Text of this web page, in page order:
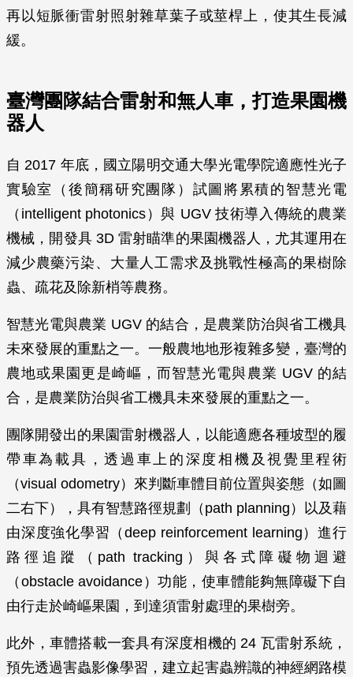
再以短脈衝雷射照射雜草葉子或莖桿上，使其生長減
緩。
臺灣團隊結合雷射和無人車，打造果園機
器人
自 2017 年底，國立陽明交通大學光電學院適應性光子
實驗室（後簡稱研究團隊）試圖將累積的智慧光電
（intelligent photonics）與 UGV 技術導入傳統的農業
機械，開發具 3D 雷射瞄準的果園機器人，尤其運用在
減少農藥污染、大量人工需求及挑戰性極高的果樹除
蟲、疏花及除新梢等農務。
智慧光電與農業 UGV 的結合，是農業防治與省工機具
未來發展的重點之一。一般農地地形複雜多變，臺灣的
農地或果園更是崎嶇，而智慧光電與農業 UGV 的結
合，是農業防治與省工機具未來發展的重點之一。
團隊開發出的果園雷射機器人，以能適應各種坡型的履
帶車為載具，透過車上的深度相機及視覺里程術
（visual odometry）來判斷車體目前位置與姿態（如圖
二右下），具有智慧路徑規劃（path planning）以及藉
由深度強化學習（deep reinforcement learning）進行
路徑追蹤（path tracking）與各式障礙物迴避
（obstacle avoidance）功能，使車體能夠無障礙下自
由行走於崎嶇果園，到達須雷射處理的果樹旁。
此外，車體搭載一套具有深度相機的 24 瓦雷射系統，
預先透過害蟲影像學習，建立起害蟲辨識的神經網路模